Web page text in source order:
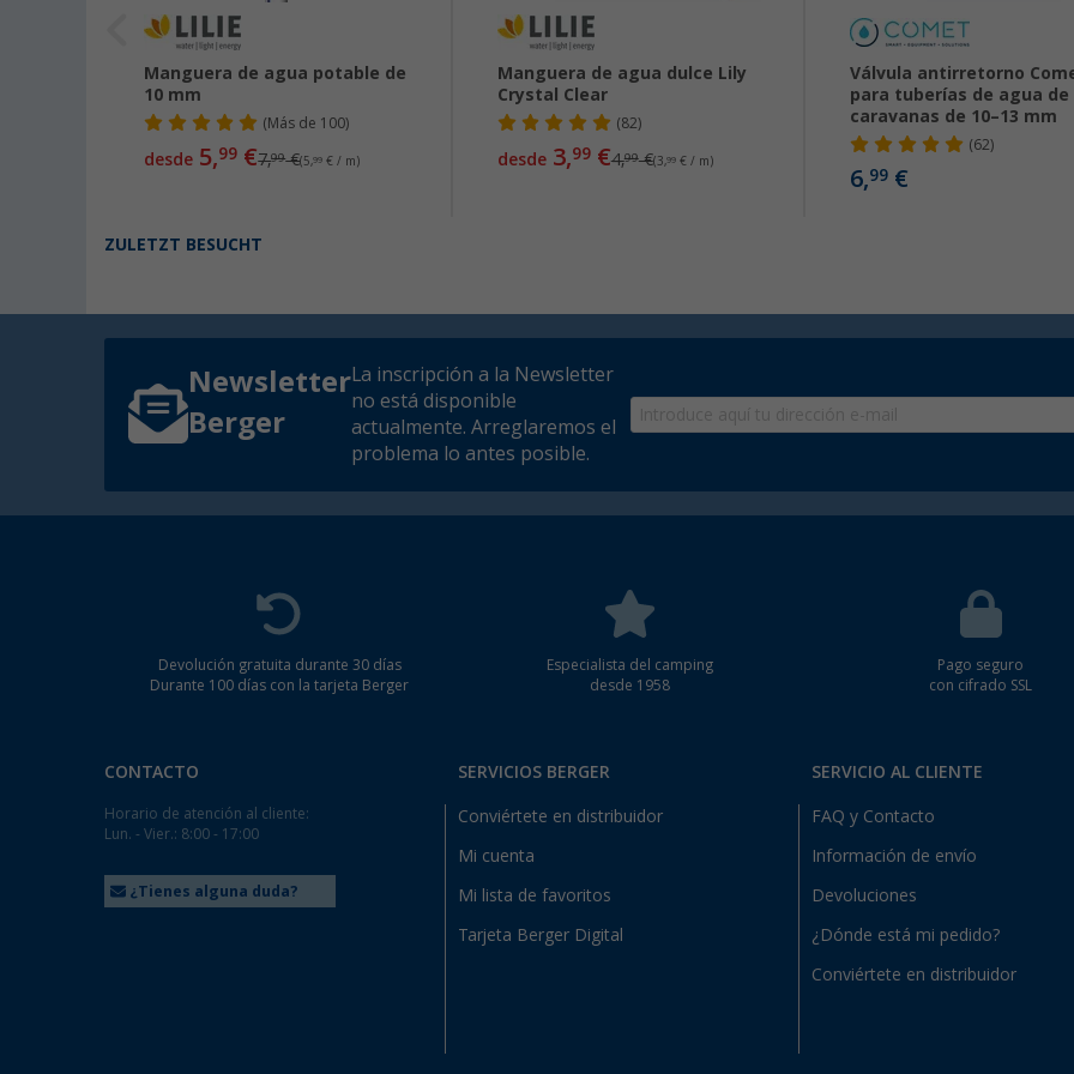
Manguera de agua potable de
10 mm
( Más de 100)
desde 5,99 €7,99€(5,99 € / m)
Manguera de agua dulce Lily
Crystal Clear
(82)
desde3,99€4,99€(3,99€ / m)
Válvula antirretorno
para tuberías de agua de
caravanas de 10–13 mm
(62)
6,99 €
ZULETZT BESUCHT
Newsletter
Berger
La inscripción a la Newsletter
no está disponible
actualmente. Arreglaremos el
problema lo antes posible.
Devolución gratuita durante 30 días
Durante 100 días con la tarjeta Berger
Especialista del camping
desde 1958
Pago seguro
con cifrado SSL
CONTACTO
Horario de atención al cliente:
Lun. - Vier.: 8:00 - 17:00
¿Tienes alguna duda?
SERVICIOS BERGER
Conviértete en distribuidor
Mi cuenta
Mi lista de favoritos
Tarjeta Berger Digital
SERVICIO AL CLIENTE
FAQ y Contacto
Información de envío
Devoluciones
¿Dónde está mi pedido?
Conviértete en distribuidor